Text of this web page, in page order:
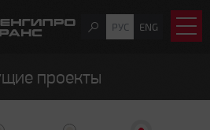
РУС ENG
проекты